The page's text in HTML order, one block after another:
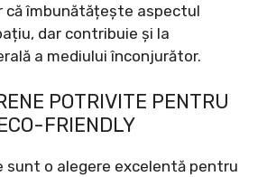
că îmbunătățește aspectul
dar contribuie și la
a mediului înconjurător.
POTRIVITE PENTRU
FRIENDLY
sunt o alegere excelentă pentru